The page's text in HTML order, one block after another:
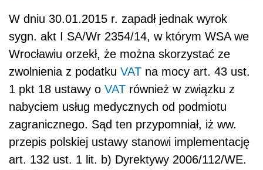
W dniu 30.01.2015 r. zapadł jednak wyrok
sygn. akt I SA/Wr 2354/14, w którym WSA we
Wrocławiu orzekł, że można skorzystać ze
zwolnienia z podatku VAT na mocy art. 43 ust.
1 pkt 18 ustawy o VAT również w związku z
nabyciem usług medycznych od podmiotu
zagranicznego. Sąd ten przypomniał, iż ww.
przepis polskiej ustawy stanowi implementację
art. 132 ust. 1 lit. b) Dyrektywy 2006/112/WE.